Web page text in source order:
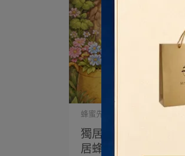
獨居蜂是什麼？會叮
居蜂嗎？
蜂蜜先生 | 2026-03-24